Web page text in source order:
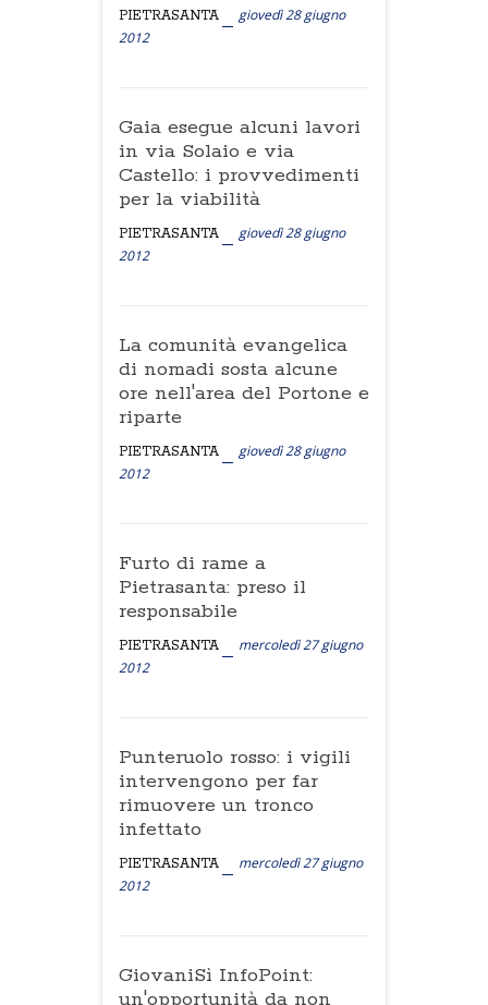
PIETRASANTA
giovedì 28 giugno
2012
Gaia esegue alcuni lavori
in via Solaio e via
Castello: i provvedimenti
per la viabilità
PIETRASANTA
giovedì 28 giugno
2012
La comunità evangelica
di nomadi sosta alcune
ore nell'area del Portone e
riparte
PIETRASANTA
giovedì 28 giugno
2012
Furto di rame a
Pietrasanta: preso il
responsabile
PIETRASANTA
mercoledì 27 giugno
2012
Punteruolo rosso: i vigili
intervengono per far
rimuovere un tronco
infettato
PIETRASANTA
mercoledì 27 giugno
2012
GiovaniSì InfoPoint:
un'opportunità da non